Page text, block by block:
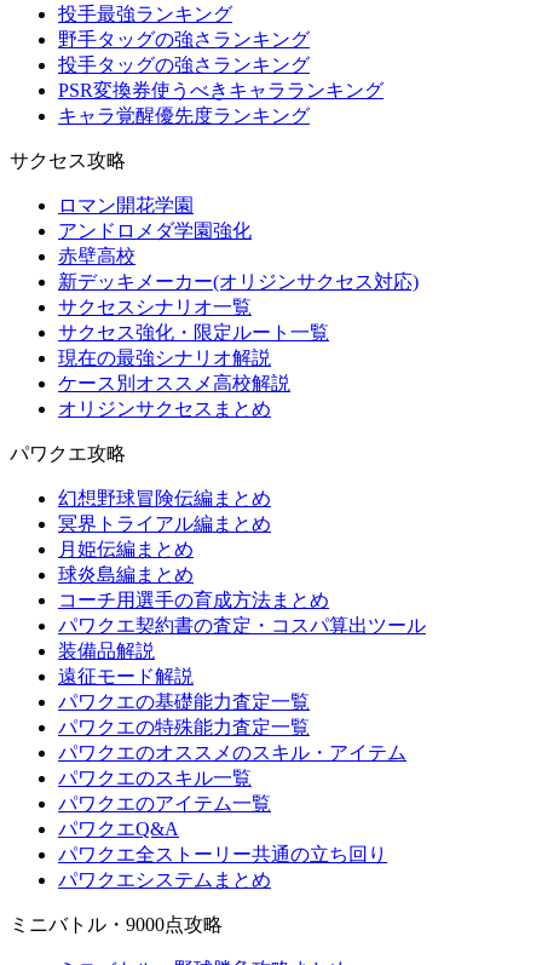
投手最強ランキング
野手タッグの強さランキング
投手タッグの強さランキング
PSR変換券使うべきキャラランキング
キャラ覚醒優先度ランキング
サクセス攻略
ロマン開花学園
アンドロメダ学園強化
赤壁高校
新デッキメーカー(オリジンサクセス対応)
サクセスシナリオ一覧
サクセス強化・限定ルート一覧
現在の最強シナリオ解説
ケース別オススメ高校解説
オリジンサクセスまとめ
パワクエ攻略
幻想野球冒険伝編まとめ
冥界トライアル編まとめ
月姫伝編まとめ
球炎島編まとめ
コーチ用選手の育成方法まとめ
パワクエ契約書の査定・コスパ算出ツール
装備品解説
遠征モード解説
パワクエの基礎能力査定一覧
パワクエの特殊能力査定一覧
パワクエのオススメのスキル・アイテム
パワクエのスキル一覧
パワクエのアイテム一覧
パワクエQ&A
パワクエ全ストーリー共通の立ち回り
パワクエシステムまとめ
ミニバトル・9000点攻略